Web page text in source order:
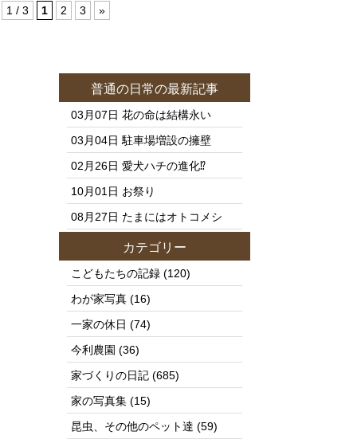
1 / 3 1 2 3 »
普通の日常の最新記事
03月07日 花の命は結構永い
03月04日 駐車場増設の擁壁
02月26日 愛犬ハチの進化⁉️
10月01日 お祭り
08月27日 たまにはオトコメシ
カテゴリー
こどもたちの記録 (120)
わが家写真 (16)
一家の休日 (74)
今利農園 (36)
家づくりの日記 (685)
家の写真集 (15)
昆虫、その他のペット達 (59)